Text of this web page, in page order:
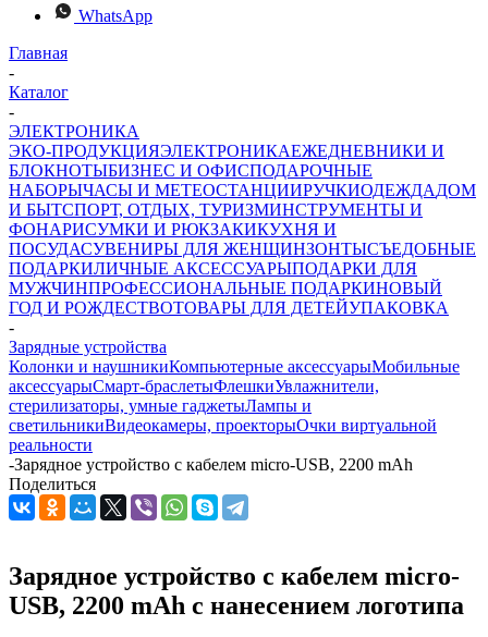
WhatsApp
Главная
-
Каталог
-
ЭЛЕКТРОНИКА
ЭКО-ПРОДУКЦИЯЭЛЕКТРОНИКАЕЖЕДНЕВНИКИ И
БЛОКНОТЫБИЗНЕС И ОФИСПОДАРОЧНЫЕ
НАБОРЫЧАСЫ И МЕТЕОСТАНЦИИРУЧКИОДЕЖДАДОМ
И БЫТСПОРТ, ОТДЫХ, ТУРИЗМИНСТРУМЕНТЫ И
ФОНАРИСУМКИ И РЮКЗАКИКУХНЯ И
ПОСУДАСУВЕНИРЫ ДЛЯ ЖЕНЩИНЗОНТЫСЪЕДОБНЫЕ
ПОДАРКИЛИЧНЫЕ АКСЕССУАРЫПОДАРКИ ДЛЯ
МУЖЧИНПРОФЕССИОНАЛЬНЫЕ ПОДАРКИНОВЫЙ
ГОД И РОЖДЕСТВОТОВАРЫ ДЛЯ ДЕТЕЙУПАКОВКА
-
Зарядные устройства
Колонки и наушникиКомпьютерные аксессуарыМобильные
аксессуарыСмарт-браслетыФлешкиУвлажнители,
стерилизаторы, умные гаджетыЛампы и
светильникиВидеокамеры, проекторыОчки виртуальной
реальности
-Зарядное устройство с кабелем micro-USB, 2200 mAh
Поделиться
Зарядное устройство с кабелем micro-
USB, 2200 mAh с нанесением логотипа